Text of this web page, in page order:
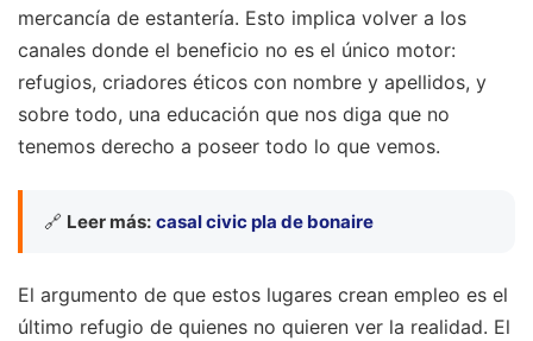
mercancía de estantería. Esto implica volver a los
canales donde el beneficio no es el único motor:
refugios, criadores éticos con nombre y apellidos, y
sobre todo, una educación que nos diga que no
tenemos derecho a poseer todo lo que vemos.
🔗 Leer más: casal civic pla de bonaire
El argumento de que estos lugares crean empleo es el
último refugio de quienes no quieren ver la realidad. El